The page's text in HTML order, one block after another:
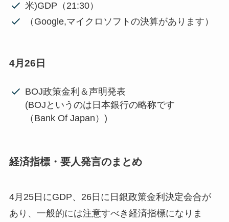
米)GDP（21:30）
（Google,マイクロソフトの決算があります）
4月26日
BOJ政策金利＆声明発表
(BOJというのは日本銀行の略称です
（Bank Of Japan）)
経済指標・要人発言のまとめ
4月25日にGDP、26日に日銀政策金利決定会合が
あり、一般的には注意すべき経済指標になりま